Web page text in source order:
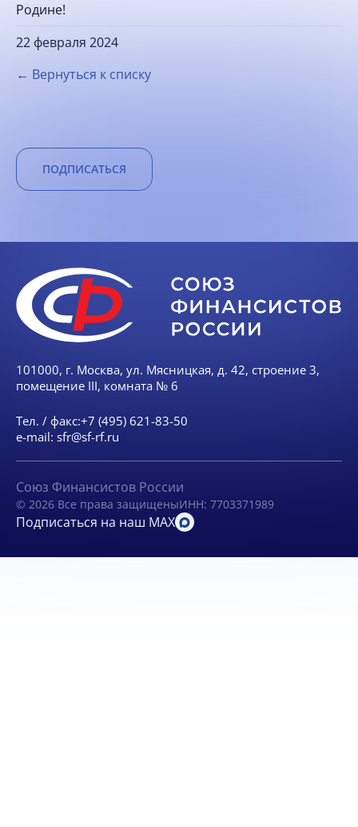
Родине!
22 февраля 2024
← Вернуться к списку
ПОДПИСАТЬСЯ
101000, г. Москва, ул. Мясницкая, д. 42, строение 3,
помещение III, комната № 6
Тел. / факс:+7 (495) 621-83-50
e-mail: sfr@sf-rf.ru
Союз Финансистов России
© 2026 Все права защищеныИНН: 7703371989
Подписаться на наш MAX